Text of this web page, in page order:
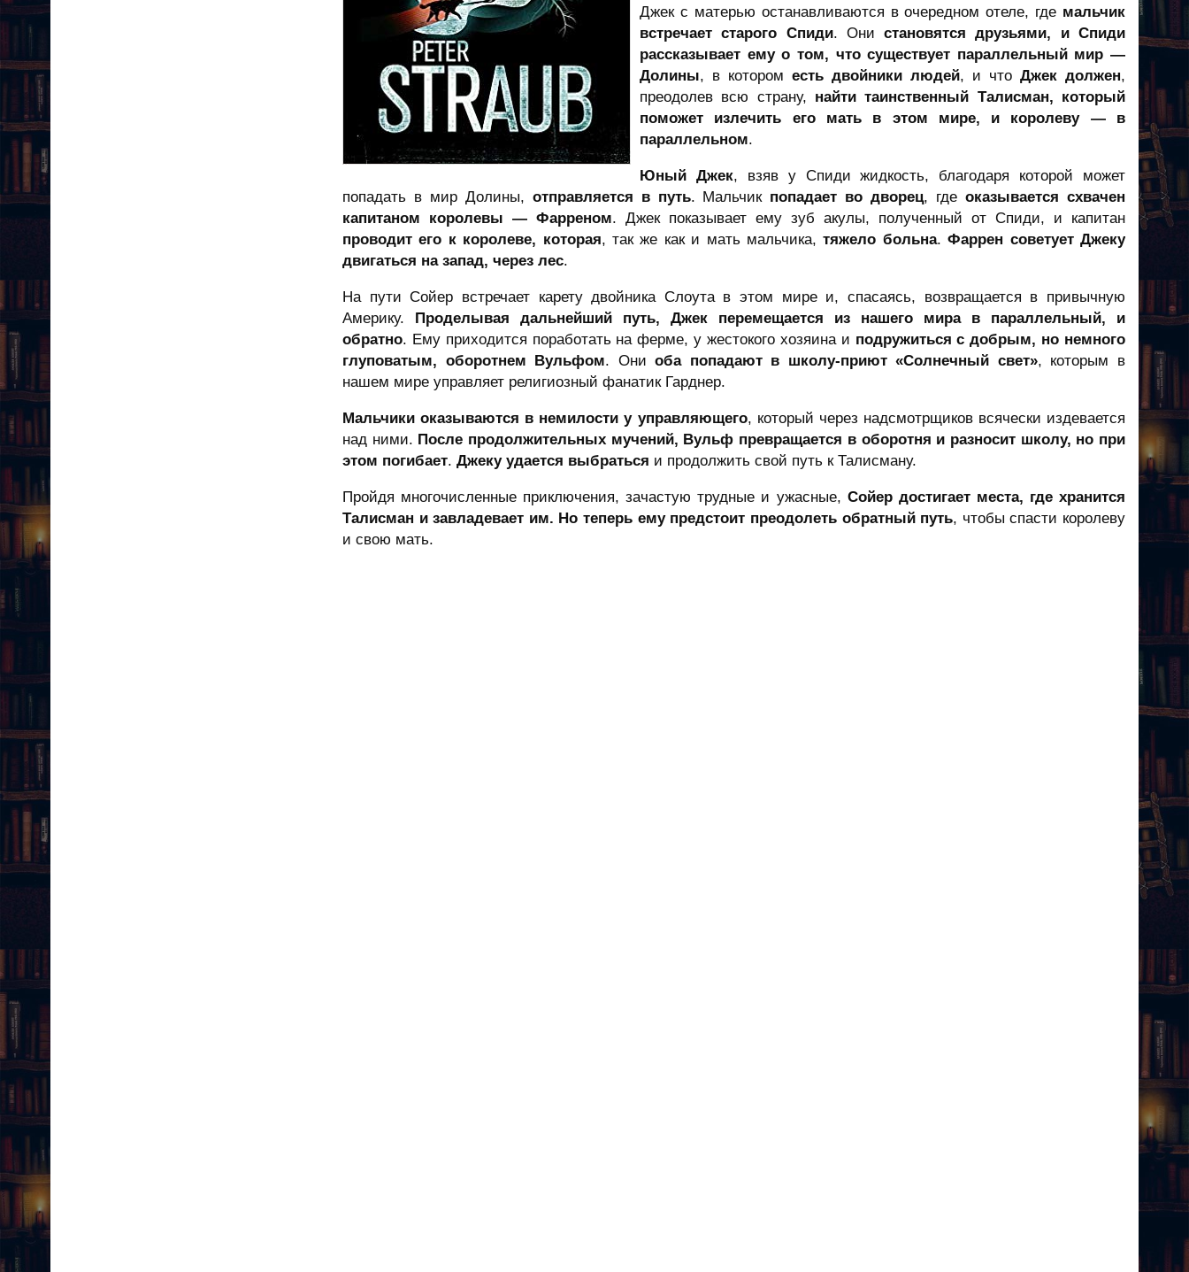
Джек с матерью останавливаются в очередном отеле, где мальчик
встречает старого Спиди. Онистановятся друзьями, и Спиди
рассказывает ему о том, что существует параллельный мир —
Долины, в котором есть двойники людей, и что Джек должен,
преодолев всю страну, найти таинственный Талисман, который
поможет излечить его мать в этом мире, и королеву — в
параллельном.
Юный Джек, взяв у Спиди жидкость, благодаря которой может
попадать в мир Долины, отправляется в путь. Мальчик попадает во дворец, гдеоказывается схвачен
капитаном королевы — Фарреном. Джек показывает ему зуб акулы, полученный от Спиди, и капитан
проводит его к королеве, которая, так же как и мать мальчика,тяжело больна.Фаррен советует Джеку
двигаться на запад, через лес.
На пути Сойер встречает карету двойника Слоута в этом мире и, спасаясь, возвращается в привычную
Америку. Проделывая дальнейший путь, Джек перемещается из нашего мира в параллельный, и
обратно. Ему приходится поработать на ферме, у жестокого хозяина и подружиться с добрым, но немного
глуповатым, оборотнем Вульфом. Ониоба попадают в школу-приют «Солнечный свет», которым в
нашем мире управляет религиозный фанатик Гарднер.
Мальчики оказываются в немилости у управляющего, который через надсмотрщиков всячески издевается
над ними. После продолжительных мучений, Вульф превращается в оборотня и разносит школу, но при
этом погибает. Джеку удается выбраться и продолжить свой путь к Талисману.
Пройдя многочисленные приключения, зачастую трудные и ужасные, Сойер достигает места, где хранится
Талисман и завладевает им. Но теперь ему предстоит преодолеть обратный путь, чтобы спасти королеву
и свою мать.